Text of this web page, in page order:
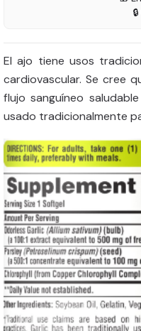
El ajo tiene usos
cardiovascular. Se cree
flujo sanguíneo
usado tradicionalmente